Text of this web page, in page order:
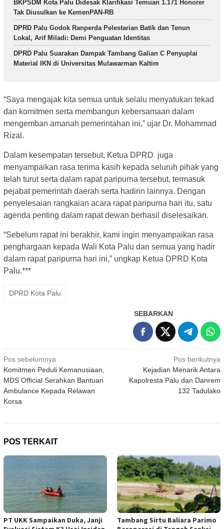
BKPSDM Kota Palu Didesak Klarifikasi Temuan 1.171 Honorer
Tak Diusulkan ke KemenPAN-RB
DPRD Palu Godok Ranperda Pelestarian Batik dan Tenun
Lokal, Arif Miladi: Demi Penguatan Identitas
DPRD Palu Suarakan Dampak Tambang Galian C Penyuplai
Material IKN di Universitas Mulawarman Kaltim
“Saya mengajak kita semua untuk selalu menyatukan tekad
dan komitmen serta membangun kebersamaan dalam
mengemban amanah pemerintahan ini,” ujar Dr. Mohammad
Rizal.
Dalam kesempatan tersebut, Ketua DPRD juga
menyampaikan rasa terima kasih kepada seluruh pihak yang
telah turut serta dalam rapat paripurna tersebut, termasuk
pejabat pemerintah daerah serta hadirin lainnya. Dengan
penyelesaian rangkaian acara rapat paripurna hari itu, satu
agenda penting dalam rapat dewan berhasil diselesaikan.
“Sebelum rapat ini berakhir, kami ingin menyampaikan rasa
penghargaan kepada Wali Kota Palu dan semua yang hadir
dalam rapat paripurna hari ini,” ungkap Ketua DPRD Kota
Palu.***
DPRD Kota Palu
SEBARKAN
Navigasi
pos
Pos sebelumnya
Komitmen Peduli Kemanusiaan,
MDS Official Serahkan Bantuan
Ambulance Kepada Relawan
Korsa
Pos berikutnya
Kejadian Menarik Antara
Kapolresta Palu dan Danrem
132 Tadulako
POS TERKAIT
PT UKK Sampaikan Duka, Janji
Tambang Sirtu Baliara Parimo